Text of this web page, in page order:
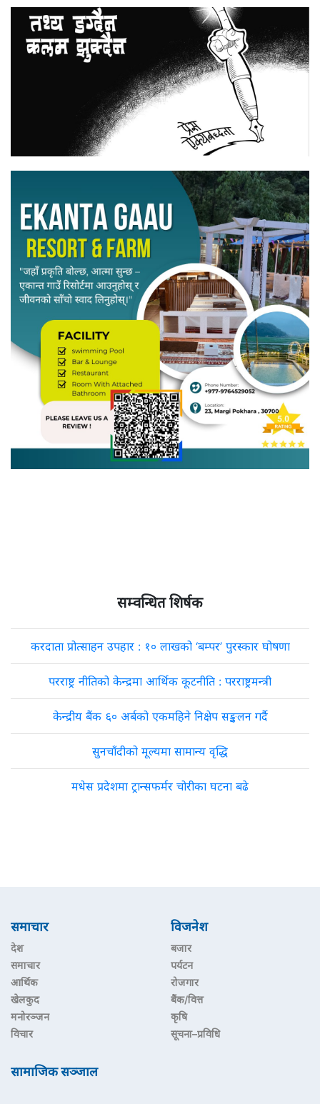
सम्वन्धित शिर्षक
करदाता प्रोत्साहन उपहार : १० लाखको ‘बम्पर’ पुरस्कार घोषणा
परराष्ट्र नीतिको केन्द्रमा आर्थिक कूटनीति : परराष्ट्रमन्त्री
केन्द्रीय बैंक ६० अर्बको एकमहिने निक्षेप सङ्कलन गर्दै
सुनचाँदीको मूल्यमा सामान्य वृद्धि
मधेस प्रदेशमा ट्रान्सफर्मर चोरीका घटना बढे
समाचार
देश
समाचार
आर्थिक
खेलकुद
मनोरञ्जन
विचार
विजनेश
बजार
पर्यटन
रोजगार
बैंक/वित्त
कृषि
सूचना–प्रविधि
सामाजिक सञ्जाल